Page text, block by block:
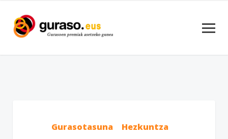
Gurasotasuna Hezkuntza